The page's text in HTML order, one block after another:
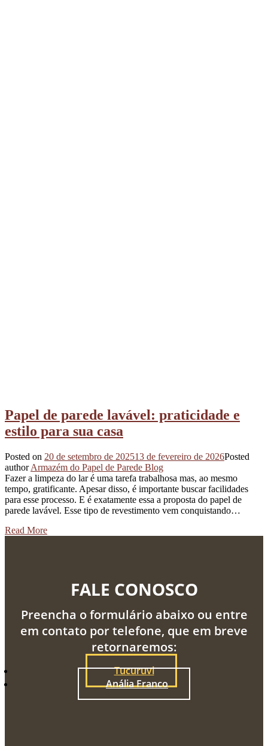
Papel de parede lavável: praticidade e
estilo para sua casa
Posted on 20 de setembro de 202513 de fevereiro de 2026Posted
author Armazém do Papel de Parede Blog
Fazer a limpeza do lar é uma tarefa trabalhosa mas, ao mesmo
tempo, gratificante. Apesar disso, é importante buscar facilidades
para esse processo. E é exatamente essa a proposta do papel de
parede lavável. Esse tipo de revestimento vem conquistando…
Read More
FALE CONOSCO
Preencha o formulário abaixo ou entre
em contato por telefone, que em breve
retornaremos:
Tucuruvi
Anália Franco